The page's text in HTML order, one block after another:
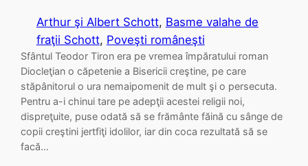
Arthur şi Albert Schott, Basme valahe de
fraţii Schott, Poveşti româneşti
Sfântul Teodor Tiron era pe vremea împăratului roman
Diocleţian o căpetenie a Bisericii creştine, pe care
stăpânitorul o ura nemaipomenit de mult şi o persecuta.
Pentru a-i chinui tare pe adepţii acestei religii noi,
dispreţuite, puse odată să se frământe făină cu sânge de
copii creştini jertfiţi idolilor, iar din coca rezultată să se
facă…